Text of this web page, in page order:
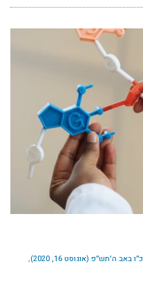
כ״ו באב ה׳תש״פ (אוגוסט 16, 2020)